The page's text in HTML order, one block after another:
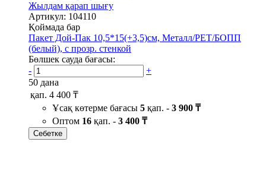
Жылдам қарап шығу
Артикул: 104110
Қоймада бар
Пакет Дой-Пак 10,5*15(+3,5)см, Металл/PET/БОПП
(белый), с прозр. стенкой
Бөлшек сауда бағасы:
-
+
50 дана
қап. 4 400 ₸
Ұсақ көтерме бағасы 5 қап. - 3 900 ₸
Оптом 16 қап. - 3 400 ₸
Себетке